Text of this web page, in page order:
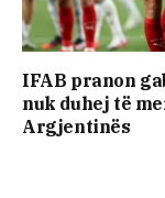
IFAB pranon
nuk duhej të
Argjentinës